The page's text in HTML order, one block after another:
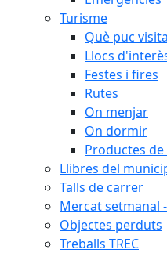
Turisme
Què puc
Llocs
Festes i fires
Rutes
On menjar
On dormir
Productes
Llibres del
Talls de carrer
Mercat setmanal
Objectes perduts
Treballs TREC